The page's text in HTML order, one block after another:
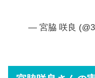
— 宮脇 咲良